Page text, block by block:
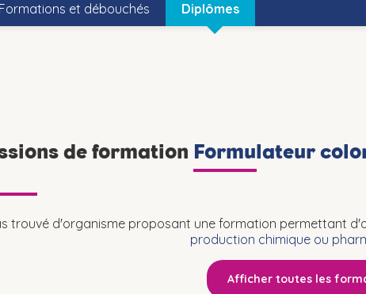
Formations et débouchés Diplômes
de formation Formulateur
trouvé d'organisme proposant une formation permettant
production chimique ou
Afficher toutes les